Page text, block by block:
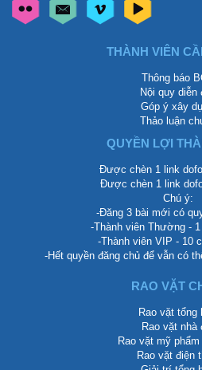
THÀNH VIÊN
Thông báo
Nội quy diễn
Góp ý xây
Thảo luận
QUYỀN LỢI
Được chèn 1 link
Được chèn 1 link
Chú ý:
-Đăng 3 bài mới có
-Thành viên Thường -
-Thành viên VIP - 10
-Hết quyền đăng chủ để vẫn có
RAO VẶT
Rao vặt tổng
Rao vặt nhà
Rao vặt mỹ
Rao vặt điện